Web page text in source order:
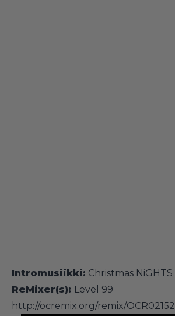
Intromusiikki: Christmas
ReMixer(s): Level 99
http://ocremix.org/remix/